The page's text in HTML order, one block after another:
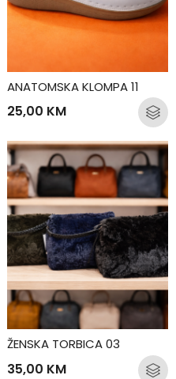
ANATOMSKA KLOMPA 11
25,00 KM
ŽENSKA TORBICA 03
35,00 KM